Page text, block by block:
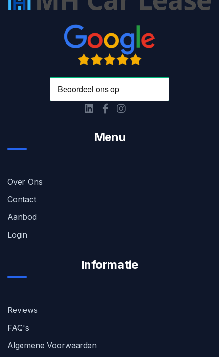
Menu
Over Ons
Contact
Aanbod
Login
Informatie
Reviews
FAQ's
Algemene Voorwaarden